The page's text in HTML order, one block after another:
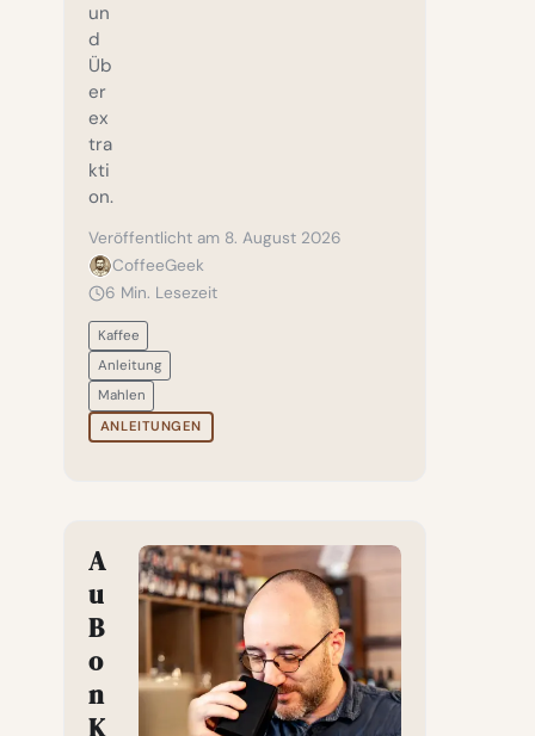
un
d
Üb
er
ex
tra
kti
on.
Veröffentlicht am 8. August 2026
CoffeeGeek
6 Min. Lesezeit
Kaffee
Anleitung
Mahlen
ANLEITUNGEN
A
u
B
o
n